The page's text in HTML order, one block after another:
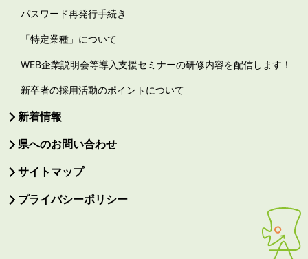
パスワード再発行手続き
「特定業種」について
WEB企業説明会等導入支援セミナーの研修内容を配信します！
新卒者の採用活動のポイントについて
新着情報
県へのお問い合わせ
サイトマップ
プライバシーポリシー